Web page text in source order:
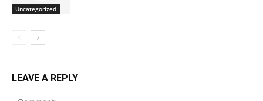
Uncategorized
LEAVE A REPLY